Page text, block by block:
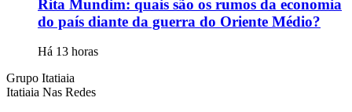
Rita Mundim: quais são os rumos da economia
do país diante da guerra do Oriente Médio?
Há 13 horas
Grupo Itatiaia
Itatiaia Nas Redes